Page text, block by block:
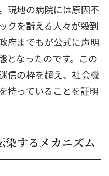
現地の病院には原因不
クを訴える人々が殺到
府までもが公式に声明
となったのです。この
信の枠を超え、社会機
持っていることを証明
染するメカニズム